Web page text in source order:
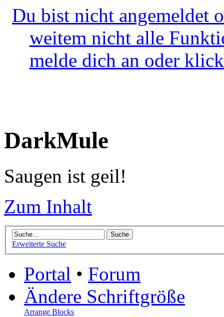
Du bist nicht angemeldet
weitem nicht alle
melde dich an oder
DarkMule
Saugen ist geil!
Zum Inhalt
Erweiterte Suche
Portal • Forum
Ändere Schriftgröße
Arrange Blocks